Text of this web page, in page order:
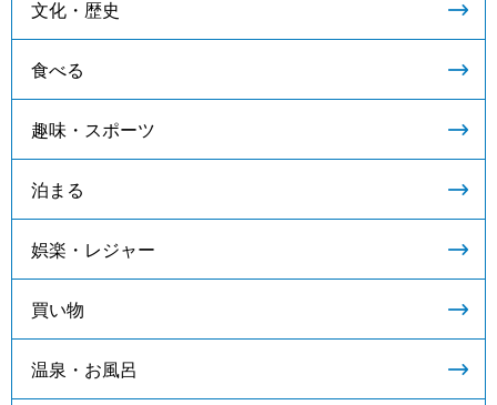
文化・歴史
食べる
趣味・スポーツ
泊まる
娯楽・レジャー
買い物
温泉・お風呂